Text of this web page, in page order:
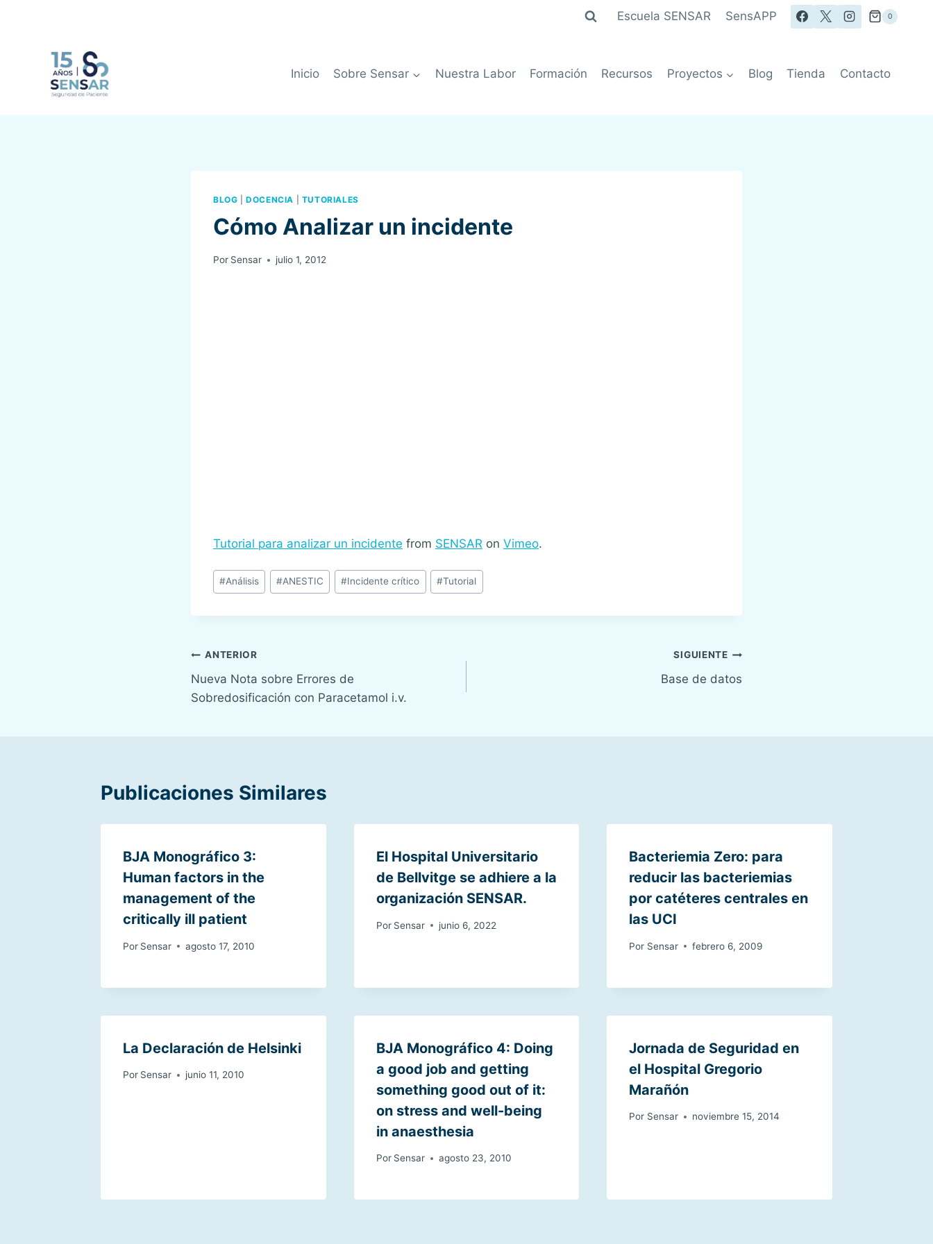
Escuela SENSAR SensAPP 0
Inicio Sobre Sensar Nuestra Labor Formación Recursos Proyectos Blog Tienda Contacto
BLOG |DOCENCIA TUTORIALES
Cómo Analizar un incidente
Por Sensar julio 1, 2012
Tutorial para analizar un incidente from SENSAR on Vimeo.
Etiquetas
de
#Análisis #ANESTIC #Incidente crítico #Tutorial
Navegación
de
ANTERIOR
Nueva Nota sobre Errores de
Sobredosificación con Paracetamol i.v.
SIGUIENTE
Base de datos
Publicaciones Similares
BJA Monográfico 3:
Human factors in the
management of the
critically ill patient
Por Sensar agosto 17, 2010
El Hospital Universitario
de Bellvitge se adhiere a la
organización SENSAR.
Por Sensar junio 6, 2022
Bacteriemia Zero: para
reducir las bacteriemias
por catéteres centrales en
las UCI
Por Sensar febrero 6, 2009
La Declaración de Helsinki
Por Sensar junio 11, 2010
BJA Monográfico 4: Doing
a good job and getting
something good out of it:
on stress and well-being
in anaesthesia
Por Sensar agosto 23, 2010
Jornada de Seguridad en
el Hospital Gregorio
Marañón
Por Sensar noviembre 15, 2014